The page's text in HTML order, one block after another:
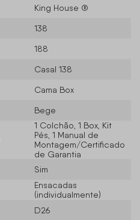
King House ®
138
188
Casal 138
Cama Box
Bege
1 Colchão, 1 Box, Kit
Pés, 1 Manual de
Montagem/Certificado
de Garantia
Sim
Ensacadas
(individualmente)
D26